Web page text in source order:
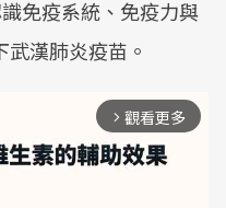
免疫系統、免疫力與
漢肺炎疫苗。
arrow_forward_ios 觀看更多